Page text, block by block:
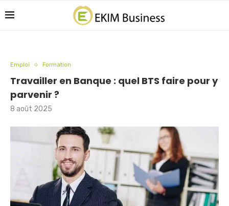
Emploi Formation
Travailler en Banque : quel BTS faire pour y
parvenir ?
8 août 2025